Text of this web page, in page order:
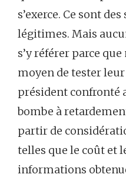
s’exerce. Ce sont
légitimes. Mais
s’y référer parce
moyen de tester
président confronté
bombe à
partir de
telles que le coût et
informations